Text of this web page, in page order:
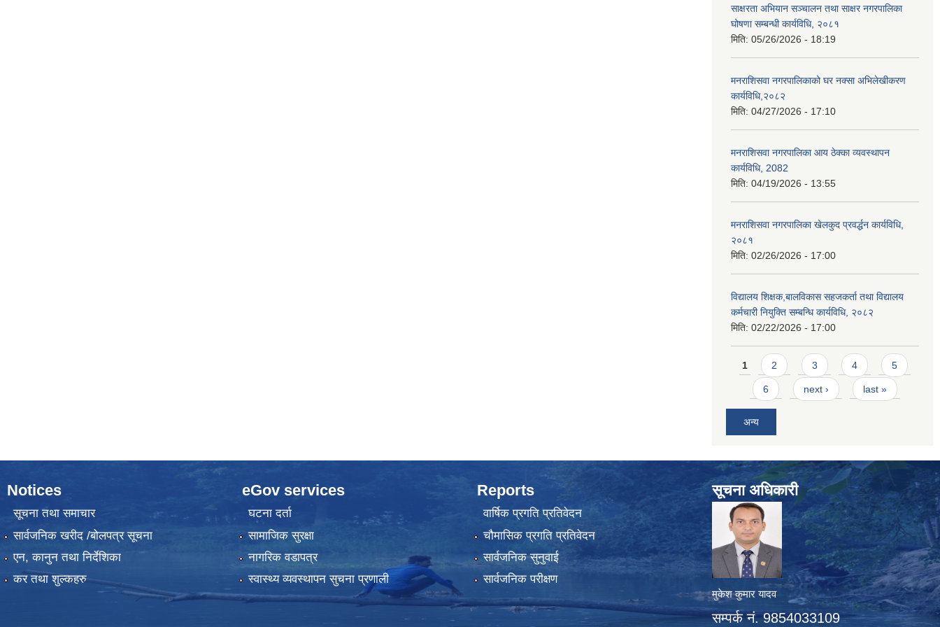
साक्षरता अभियान सञ्चालन तथा साक्षर नगरपालिका
घोषणा सम्बन्धी कार्यविधि, २०८१
मिति: 05/26/2026 - 18:19
मनराशिसवा नगरपालिकाको घर नक्सा अभिलेखीकरण
कार्यविधि,२०८२
मिति: 04/27/2026 - 17:10
मनराशिसवा नगरपालिका आय ठेक्का व्यवस्थापन
कार्यविधि, 2082
मिति: 04/19/2026 - 13:55
मनराशिसवा नगरपालिका खेलकुद प्रवर्द्धन कार्यविधि,
२०८१
मिति: 02/26/2026 - 17:00
विद्यालय शिक्षक,बालविकास सहजकर्ता तथा विद्यालय
कर्मचारी नियुक्ति सम्बन्धि कार्यविधि, २०८२
मिति: 02/22/2026 - 17:00
Pages
1 2 3 4 5
6 next › last »
अन्य
Notices
सूचना तथा समाचार
सार्वजनिक खरीद /बोलपत्र सूचना
एन, कानुन तथा निर्देशिका
कर तथा शुल्कहरु
eGov services
घटना दर्ता
सामाजिक सुरक्षा
नागरिक वडापत्र
स्वास्थ्य व्यवस्थापन सुचना प्रणाली
Reports
वार्षिक प्रगति प्रतिवेदन
चौमासिक प्रगति प्रतिवेदन
सार्वजनिक सुनुवाई
सार्वजनिक परीक्षण
सूचना अधिकारी
मुकेश कुमार यादव
सम्पर्क नं. 9854033109